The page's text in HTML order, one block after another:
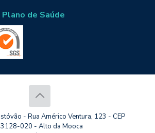
de Saúde
- Rua Américo Ventura, 123 - CEP
020 - Alto da Mooca